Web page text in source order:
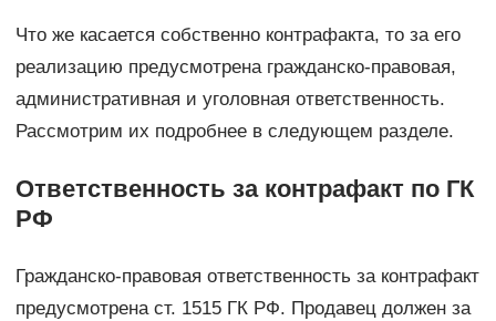
Что же касается собственно контрафакта, то за его
реализацию предусмотрена гражданско-правовая,
административная и уголовная ответственность.
Рассмотрим их подробнее в следующем разделе.
Ответственность за контрафакт по ГК
РФ
Гражданско-правовая ответственность за контрафакт
предусмотрена ст. 1515 ГК РФ. Продавец должен за